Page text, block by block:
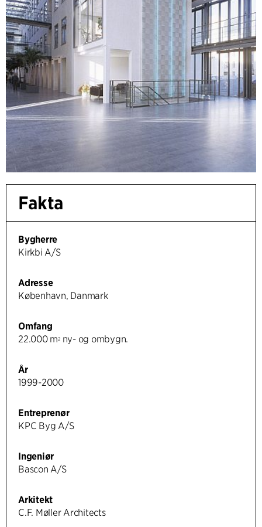
Fakta
Bygherre
Kirkbi A/S
Adresse
København, Danmark
Omfang
22.000 m2ny- og ombygn.
År
1999-2000
Entreprenør
KPC Byg A/S
Ingeniør
Bascon A/S
Arkitekt
C.F. Møller Architects